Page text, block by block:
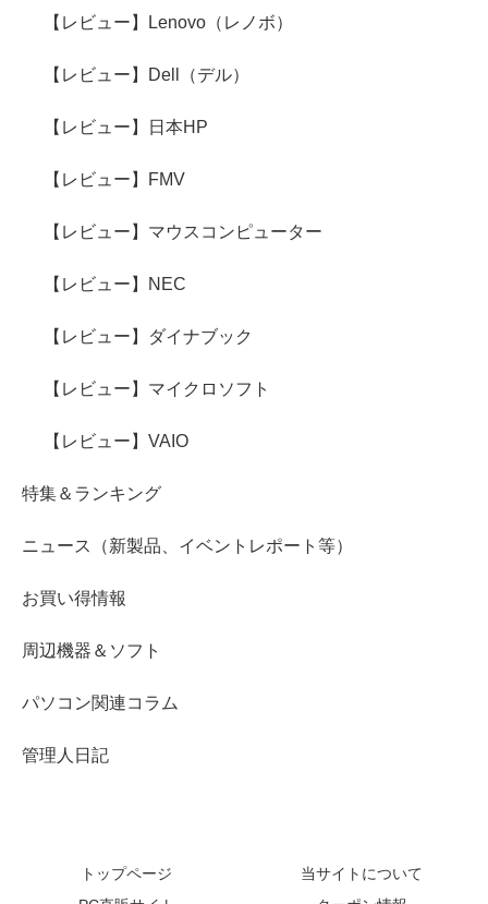
【レビュー】Lenovo（レノボ）
【レビュー】Dell（デル）
【レビュー】日本HP
【レビュー】FMV
【レビュー】マウスコンピューター
【レビュー】NEC
【レビュー】ダイナブック
【レビュー】マイクロソフト
【レビュー】VAIO
特集＆ランキング
ニュース（新製品、イベントレポート等）
お買い得情報
周辺機器＆ソフト
パソコン関連コラム
管理人日記
トップページ
当サイトについて